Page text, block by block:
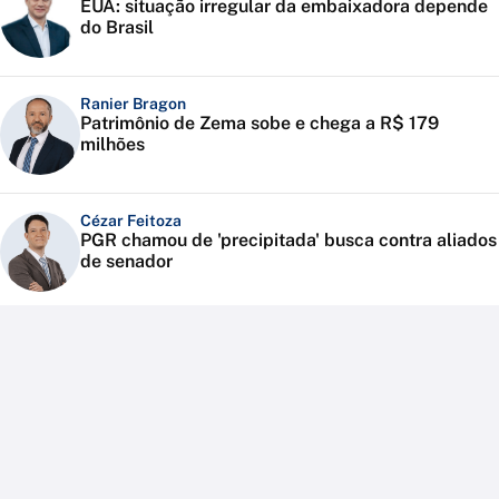
EUA: situação irregular da embaixadora depende
do Brasil
Ranier Bragon
Patrimônio de Zema sobe e chega a R$ 179
milhões
Cézar Feitoza
PGR chamou de 'precipitada' busca contra aliados
de senador